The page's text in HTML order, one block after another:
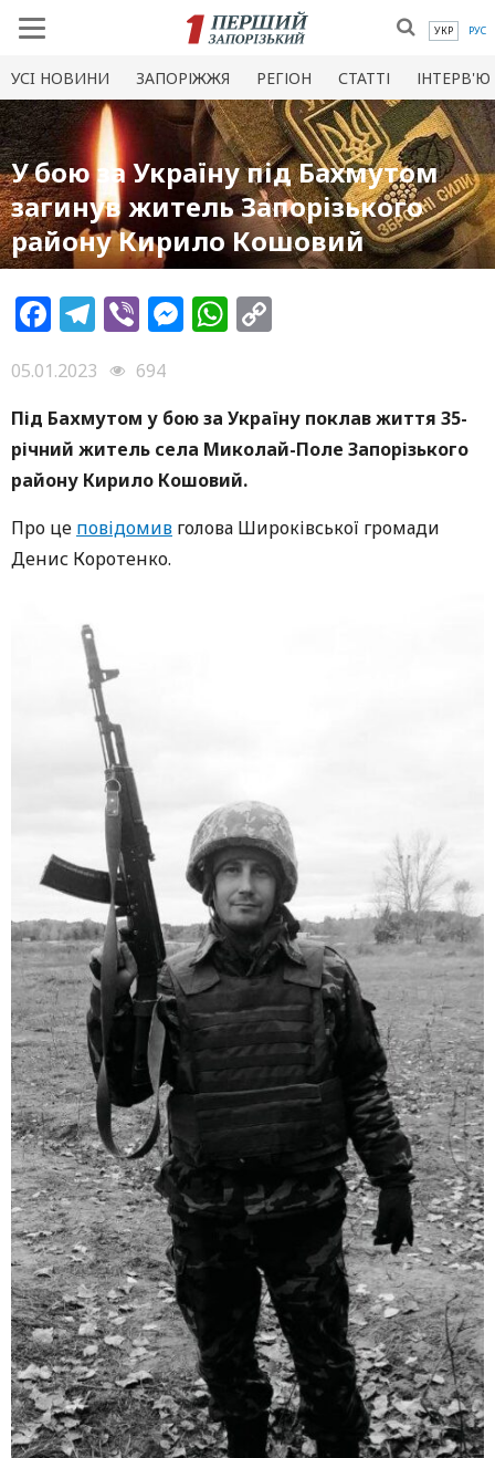
УКР РУС
УСI НОВИНИ ЗАПОРІЖЖЯ РЕГІОН СТАТТІ ІНТЕРВ'Ю
У бою за Україну під Бахмутом
загинув житель Запорізького
району Кирило Кошовий
Facebook
Telegram
ViberMessenger
WhatsApp
05.01.2023
694
Під Бахмутом у бою за Україну поклав життя 35-
річний житель села Миколай-Поле Запорізького
району Кирило Кошовий.
Про це повідомив голова Широківської громади
Денис Коротенко.